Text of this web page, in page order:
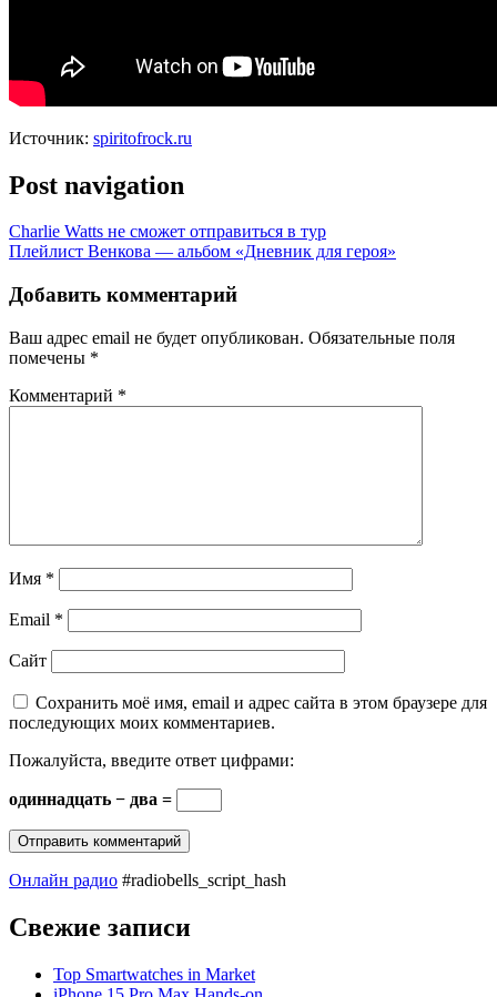
Источник: spiritofrock.ru
Post navigation
Charlie Watts не сможет отправиться в тур
Плейлист Венкова — альбом «Дневник для героя»
Добавить комментарий
Ваш адрес email не будет опубликован. Обязательные поля
помечены *
Комментарий *
Имя *
Email *
Сайт
Сохранить моё имя, email и адрес сайта в этом браузере для
последующих моих комментариев.
Пожалуйста, введите ответ цифрами:
одиннадцать − два =
Онлайн радио #radiobells_script_hash
Свежие записи
Top Smartwatches in Market